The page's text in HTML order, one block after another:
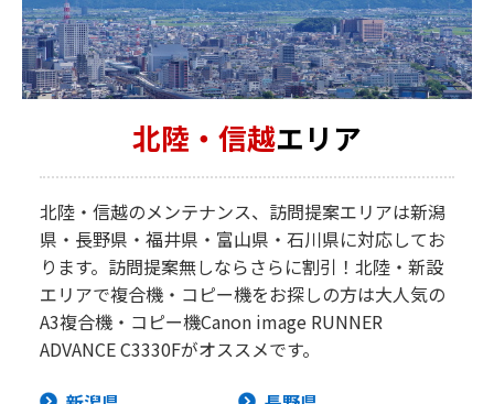
北陸・信越エリア
北陸・信越のメンテナンス、訪問提案エリアは新潟
県・長野県・福井県・富山県・石川県に対応してお
ります。訪問提案無しならさらに割引！北陸・新設
エリアで複合機・コピー機をお探しの方は大人気の
A3複合機・コピー機Canon image RUNNER
ADVANCE C3330Fがオススメです。